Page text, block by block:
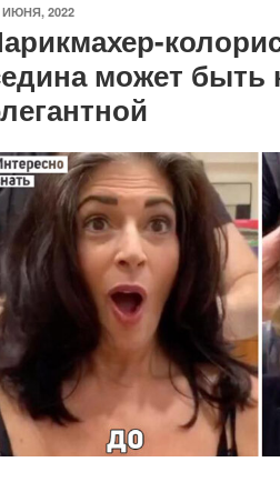
уютную
деревню
для
ИЮНЯ, 2022
может быть